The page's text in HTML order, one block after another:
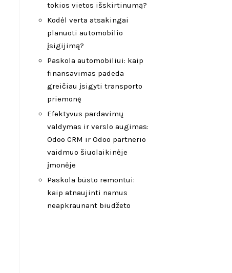
tokios vietos išskirtinumą?
Kodėl verta atsakingai
planuoti automobilio
įsigijimą?
Paskola automobiliui: kaip
finansavimas padeda
greičiau įsigyti transporto
priemonę
Efektyvus pardavimų
valdymas ir verslo augimas:
Odoo CRM ir Odoo partnerio
vaidmuo šiuolaikinėje
įmonėje
Paskola būsto remontui:
kaip atnaujinti namus
neapkraunant biudžeto